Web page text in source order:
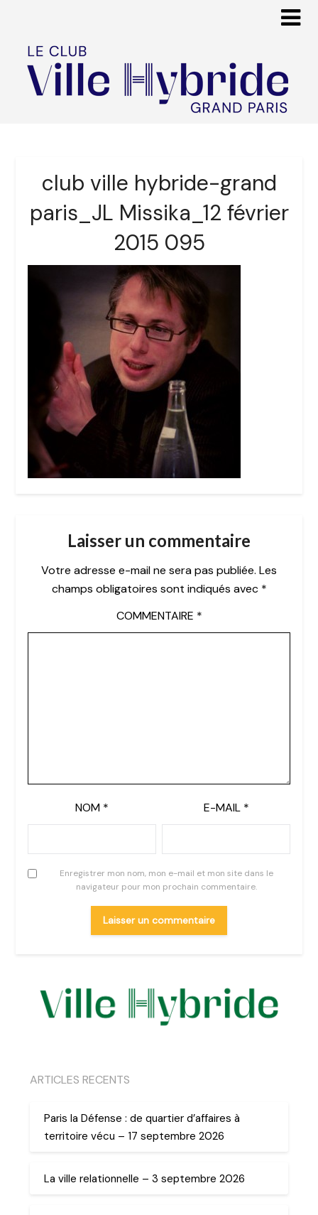
club ville hybride-grand
paris_JL Missika_12 février
2015 095
Laisser un commentaire
Votre adresse e-mail ne sera pas publiée. Les
champs obligatoires sont indiqués avec *
COMMENTAIRE *
NOM * E-MAIL *
Enregistrer mon nom, mon e-mail et mon site dans le
navigateur pour mon prochain commentaire.
ARTICLES RECENTS
Paris la Défense : de quartier d’affaires à
territoire vécu – 17 septembre 2026
La ville relationnelle – 3 septembre 2026